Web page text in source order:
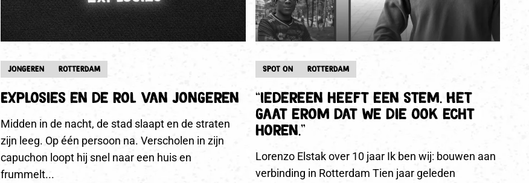
JONGEREN ROTTERDAM
Explosies en de rol van jongeren
Midden in de nacht, de stad slaapt en de straten
zijn leeg. Op één persoon na. Verscholen in zijn
capuchon loopt hij snel naar een huis en
frummelt...
SPOT ON ROTTERDAM
“Iedereen heeft een stem. Het
gaat erom dat we die ook echt
horen.”
Lorenzo Elstak over 10 jaar Ik ben wij: bouwen aan
verbinding in Rotterdam Tien jaar geleden